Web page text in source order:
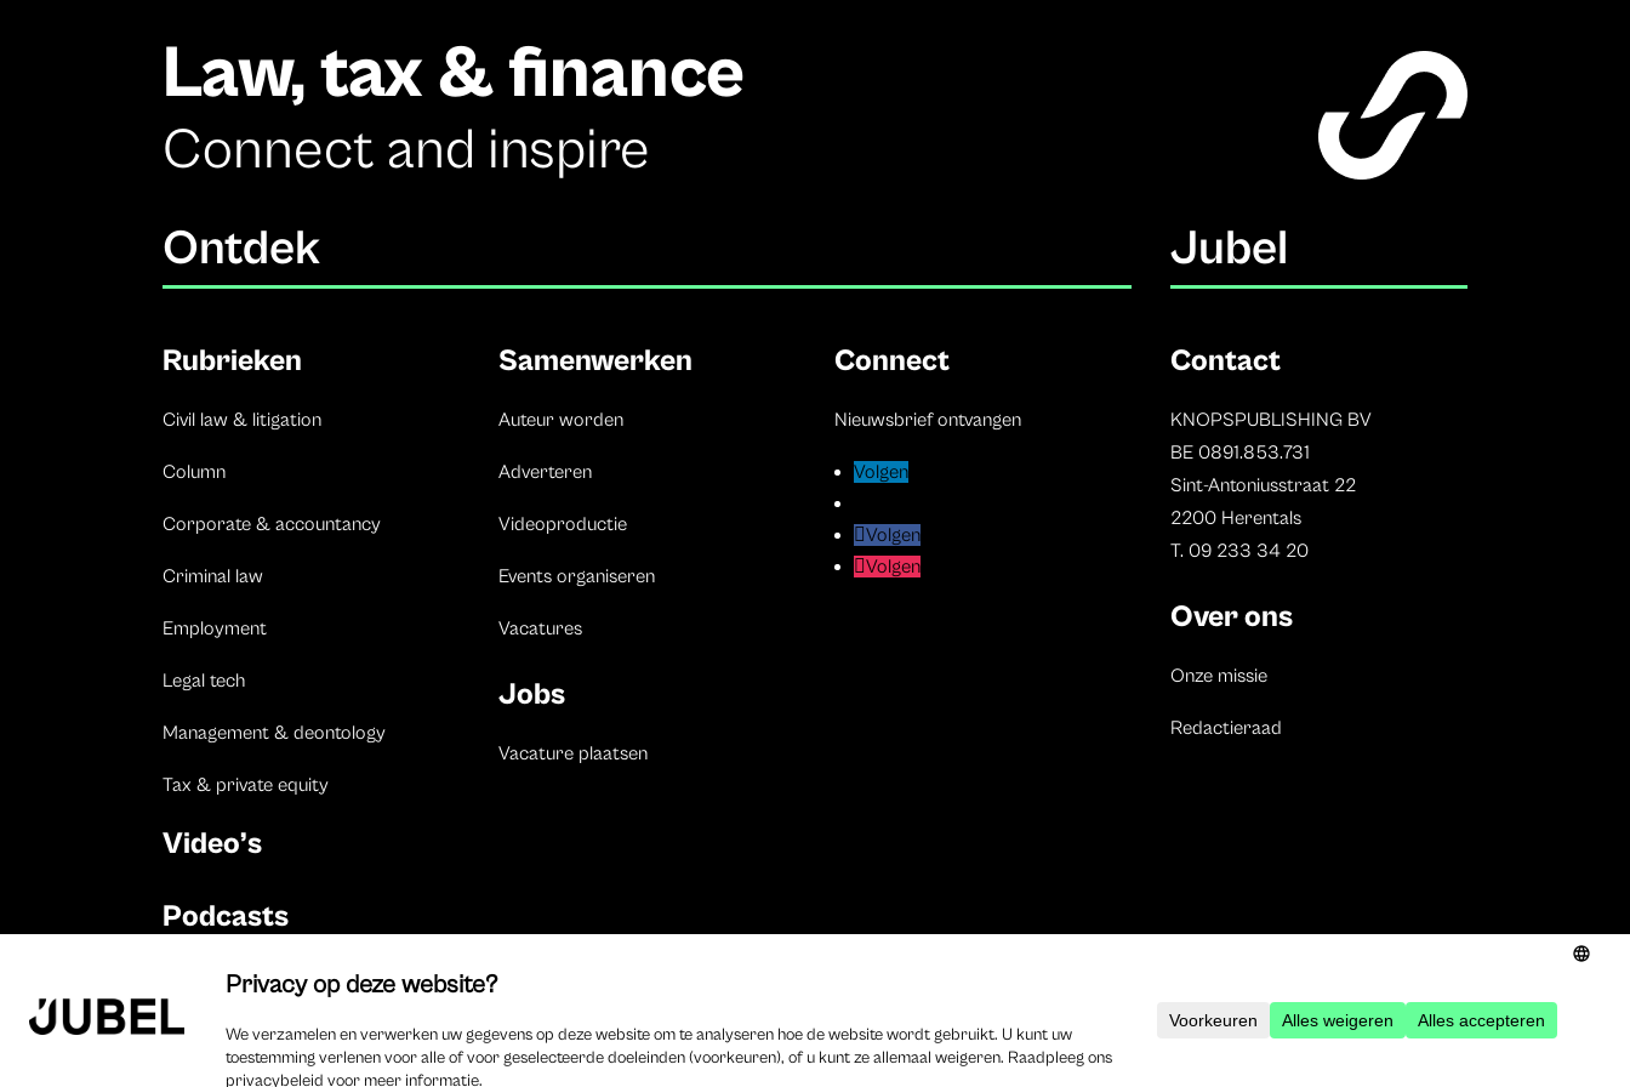
Law, tax & finance
Connect and inspire
Ontdek Jubel
Rubrieken
Civil law & litigation
Column
Corporate & accountancy
Criminal law
Employment
Legal tech
Management & deontology
Tax & private equity
Video’s
Podcasts
Samenwerken
Auteur worden
Adverteren
Videoproductie
Events organiseren
Vacatures
Jobs
Vacature plaatsen
Connect
Nieuwsbrief ontvangen
Volgen
Volgen
Volgen
Contact
KNOPSPUBLISHING BV
BE 0891.853.731
Sint-Antoniusstraat 22
2200 Herentals
T. 09 233 34 20
Over ons
Onze missie
Redactieraad
2025 Jubel – Webdesign by Wisemen – Optimized byXando –Cookieverklaring– Disclaimer–Privacyverklaring